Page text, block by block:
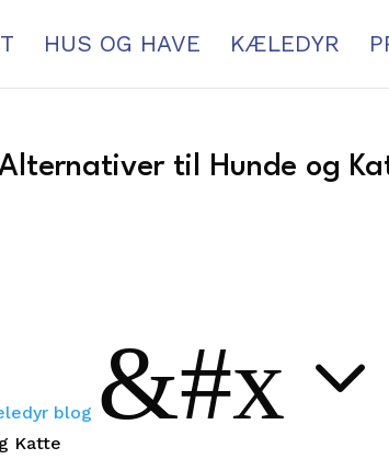
HUS OG HAVE KÆLEDYR
til Hunde og
blog
Katte